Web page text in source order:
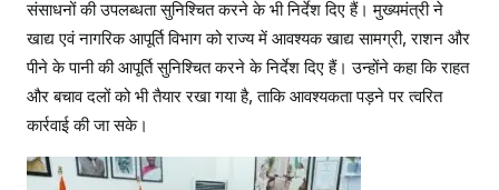
संसाधनों की उपलब्धता सुनिश्चित करने के भी निर्देश दिए हैं। मुख्यमंत्री ने
खाद्य एवं नागरिक आपूर्ति विभाग को राज्य में आवश्यक खाद्य सामग्री, राशन और
पीने के पानी की आपूर्ति सुनिश्चित करने के निर्देश दिए हैं। उन्होंने कहा कि राहत
और बचाव दलों को भी तैयार रखा गया है, ताकि आवश्यकता पड़ने पर त्वरित
कार्रवाई की जा सके।